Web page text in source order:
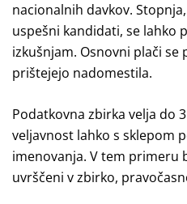
nacionalnih davkov.
uspešni kandidati, se lahko
izkušnjam. Osnovni plači
prištejejo nadomestila.
Podatkovna zbirka velja do
veljavnost lahko s sklepom
imenovanja. V tem primeru
uvrščeni v zbirko,